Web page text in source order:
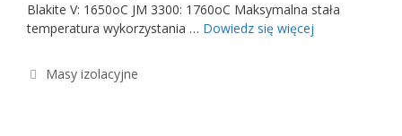
Blakite V: 1650oC JM 3300: 1760oC Maksymalna stała
temperatura wykorzystania … Dowiedz się więcej
Kategorie
Masy izolacyjne